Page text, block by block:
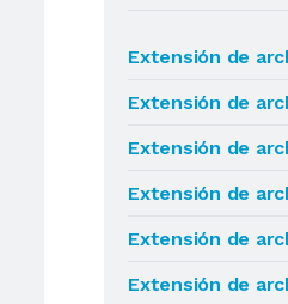
Extensión de
Extensión de
Extensión de
Extensión de
Extensión de
Extensión de